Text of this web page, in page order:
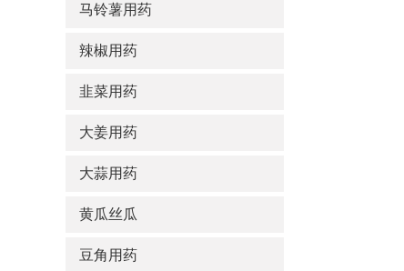
马铃薯用药
辣椒用药
韭菜用药
大姜用药
大蒜用药
黄瓜丝瓜
豆角用药